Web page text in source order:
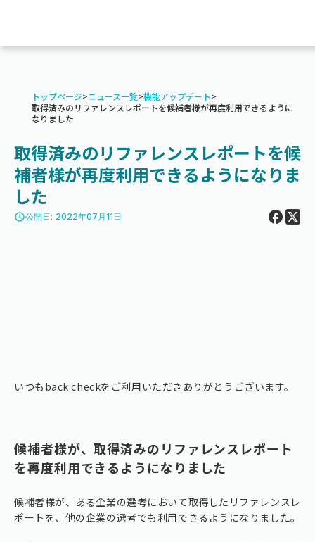
トップページ>ニュース一覧>機能アップデート>
取得済みのリファレンスレポートを候補者様が再度利用できるように
なりました
取得済みのリファレンスレポートを候
補者様が再度利用できるようになりま
した
access_time公開日: 2022年07月11日
いつもback checkをご利用いただきありがとうございます。
候補者様が、取得済みのリファレンスレポート
を再度利用できるようになりました
候補者様が、ある企業の選考において取得したリファレンスレ
ポートを、他の企業の選考でも利用できるようになりました。